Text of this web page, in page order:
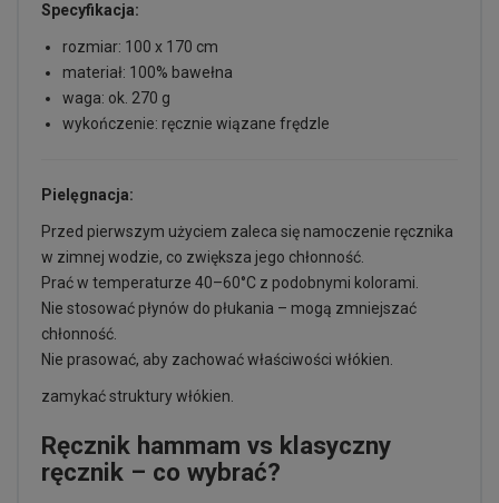
Specyfikacja:
rozmiar: 100 x 170 cm
materiał: 100% bawełna
waga: ok. 270 g
wykończenie: ręcznie wiązane frędzle
Pielęgnacja:
Przed pierwszym użyciem zaleca się namoczenie ręcznika
w zimnej wodzie, co zwiększa jego chłonność.
Prać w temperaturze 40–60°C z podobnymi kolorami.
Nie stosować płynów do płukania – mogą zmniejszać
chłonność.
Nie prasować, aby zachować właściwości włókien.
zamykać struktury włókien.
Ręcznik hammam vs klasyczny
ręcznik – co wybrać?